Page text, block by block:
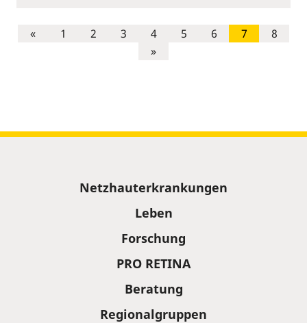
« 1 2 3 4 5 6 7
8
»
Netzhauterkrankungen
Leben
Forschung
PRO RETINA
Beratung
Regionalgruppen